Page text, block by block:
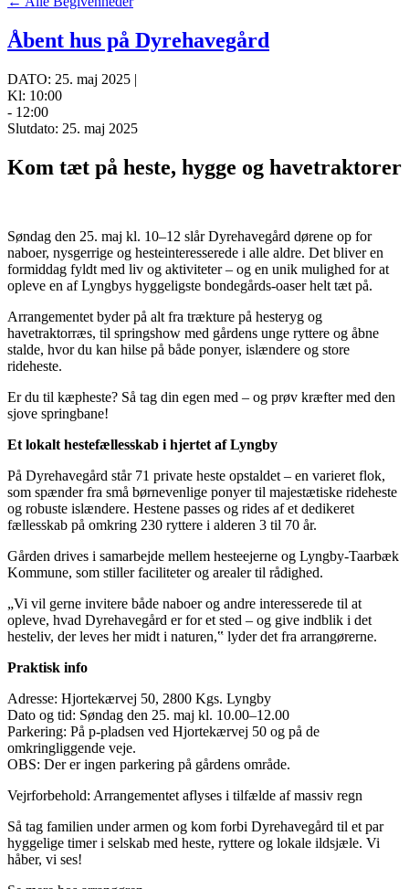
Åbent hus på Dyrehavegård
DATO: 25. maj 2025 |
Kl: 10:00
- 12:00
Slutdato: 25. maj 2025
Kom tæt på heste, hygge og havetraktorer
Søndag den 25. maj kl. 10–12 slår Dyrehavegård dørene op for
naboer, nysgerrige og hesteinteresserede i alle aldre. Det bliver en
formiddag fyldt med liv og aktiviteter – og en unik mulighed for at
opleve en af Lyngbys hyggeligste bondegårds-oaser helt tæt på.
Arrangementet byder på alt fra trækture på hesteryg og
havetraktorræs, til springshow med gårdens unge ryttere og åbne
stalde, hvor du kan hilse på både ponyer, islændere og store
rideheste.
Er du til kæpheste? Så tag din egen med – og prøv kræfter med den
sjove springbane!
Et lokalt hestefællesskab i hjertet af Lyngby
På Dyrehavegård står 71 private heste opstaldet – en varieret flok,
som spænder fra små børnevenlige ponyer til majestætiske rideheste
og robuste islændere. Hestene passes og rides af et dedikeret
fællesskab på omkring 230 ryttere i alderen 3 til 70 år.
Gården drives i samarbejde mellem hesteejerne og Lyngby-Taarbæk
Kommune, som stiller faciliteter og arealer til rådighed.
„Vi vil gerne invitere både naboer og andre interesserede til at
opleve, hvad Dyrehavegård er for et sted – og give indblik i det
hesteliv, der leves her midt i naturen,‟ lyder det fra arrangørerne.
Praktisk info
Adresse: Hjortekærvej 50, 2800 Kgs. Lyngby
Dato og tid: Søndag den 25. maj kl. 10.00–12.00
Parkering: På p-pladsen ved Hjortekærvej 50 og på de
omkringliggende veje.
OBS: Der er ingen parkering på gårdens område.
Vejrforbehold: Arrangementet aflyses i tilfælde af massiv regn
Så tag familien under armen og kom forbi Dyrehavegård til et par
hyggelige timer i selskab med heste, ryttere og lokale ildsjæle. Vi
håber, vi ses!